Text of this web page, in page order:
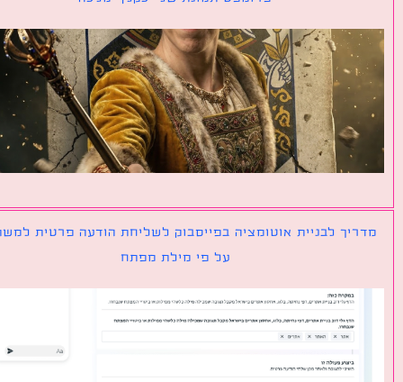
לבניית אוטומציה בפייסבוק לשליחת הודעה פרטית למשתמש
על פי מילת מפתח